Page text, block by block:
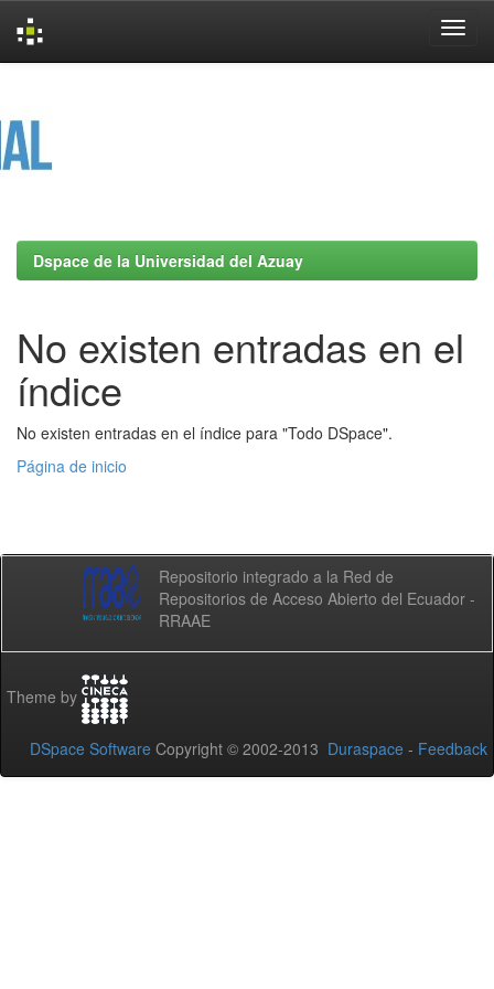
Dspace de la Universidad del Azuay
No existen entradas en el
índice
No existen entradas en el índice para "Todo DSpace".
Página de inicio
Repositorio integrado a la Red de
Repositorios de Acceso Abierto del Ecuador -
RRAAE
Theme by
DSpace Software Copyright © 2002-2013 Duraspace - Feedback